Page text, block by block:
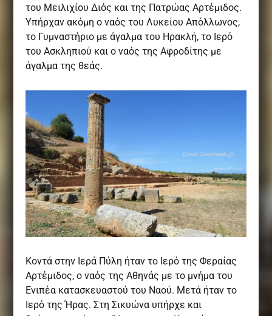
του Μειλιχίου Διός και της Πατρώας Αρτέμιδος.
Υπήρχαν ακόμη ο ναός του Λυκείου Απόλλωνος,
το Γυμναστήριο με άγαλμα του Ηρακλή, το Ιερό
του Ασκληπιού και ο ναός της Αφροδίτης με
άγαλμα της θεάς.
Κοντά στην Ιερά Πύλη ήταν το Ιερό της Φεραίας
Αρτέμιδος, ο ναός της Αθηνάς με το μνήμα του
Ενιπέα κατασκευαστού του Ναού. Μετά ήταν το
Ιερό της Ήρας. Στη Σικυώνα υπήρχε και